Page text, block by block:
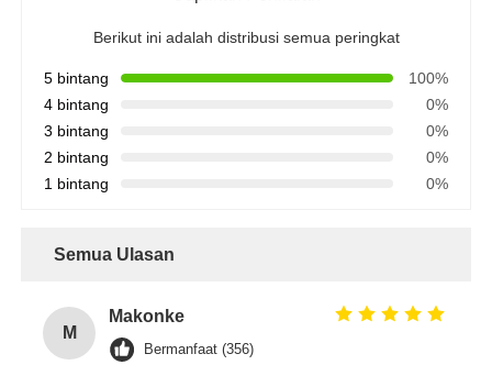
Berikut ini adalah distribusi semua peringkat
5 bintang
100%
4 bintang
0%
3 bintang
0%
2 bintang
0%
1 bintang
0%
Semua Ulasan
M
Makonke
Bermanfaat (356)